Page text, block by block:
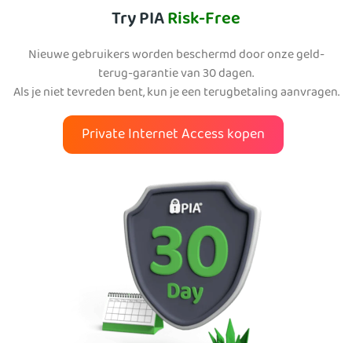
Try PIARisk-Free
Nieuwe gebruikers worden beschermd door onze geld-
terug-garantie van 30 dagen.
Als je niet tevreden bent, kun je een terugbetaling aanvragen.
Private Internet Access kopen